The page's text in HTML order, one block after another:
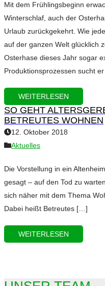
Mit dem Frühlingsbeginn
Winterschlaf, auch der
Urlaub zurückgekehrt. Wie
auf der ganzen Welt glücklich
Osterhase dieses Jahr sogar
Produktionsprozessen sucht
WEITERLESEN
SO GEHT
BETREUTES WOHNEN
12. Oktober 2018
Aktuelles
Die Vorstellung in ein
gesagt – auf den Tod zu
sich näher mit dem Thema
Dabei heißt Betreutes […]
WEITERLESEN